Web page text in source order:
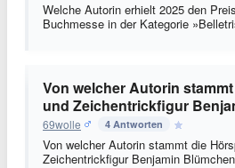
Welche Autorin erhielt 2025 den
Buchmesse in der Kategorie
Von welcher Autorin
und Zeichentrickfigur
69wolle 4 Antworten
Von welcher Autorin stammt die
Zeichentrickfigur Benjamin